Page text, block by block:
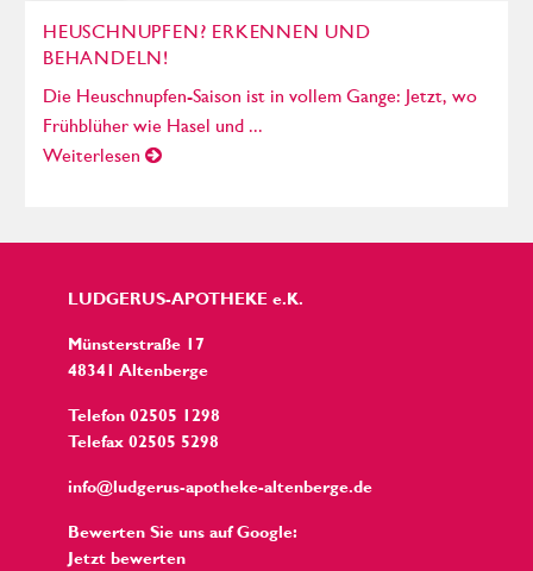
HEUSCHNUPFEN? ERKENNEN UND
BEHANDELN!
Die Heuschnupfen-Saison ist in vollem Gange: Jetzt, wo
Frühblüher wie Hasel und ...
Weiterlesen
LUDGERUS-APOTHEKE e.K.
Münsterstraße 17
48341 Altenberge
Telefon 02505 1298
Telefax 02505 5298
info@ludgerus-apotheke-altenberge.de
Bewerten Sie uns auf Google:
Jetzt bewerten